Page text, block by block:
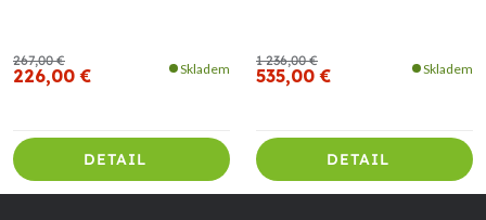
267,00 €
226,00 € Skladem
DETAIL
1 236,00 €
535,00 € Skladem
DETAIL